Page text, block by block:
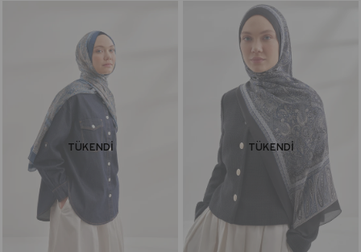
TÜKENDI TÜKENDI